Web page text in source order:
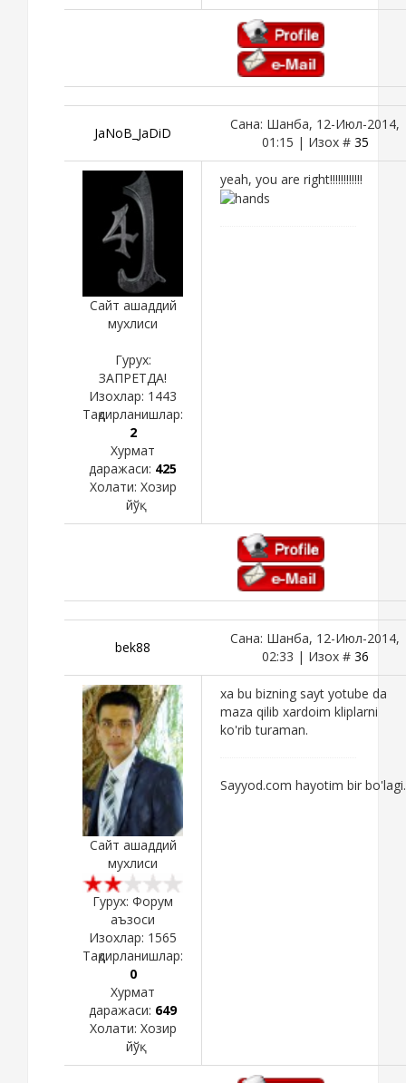
JaNoB_JaDiD
Сана: Шанба, 12-Июл-2014,
01:15 | Изох # 35
Сайт ашаддий
мухлиси
Гурух:
ЗАПРЕТДА!
Изохлар: 1443
Тақдирланишлар:
2
Хурмат
даражаси: 425
Холати: Хозир
йўқ
yeah, you are right!!!!!!!!!!!!
bek88
Сана: Шанба, 12-Июл-2014,
02:33 | Изох # 36
Сайт ашаддий
мухлиси
Гурух: Форум
аъзоси
Изохлар: 1565
Тақдирланишлар:
0
Хурмат
даражаси: 649
Холати: Хозир
йўқ
xa bu bizning sayt yotube da
maza qilib xardoim kliplarni
ko'rib turaman.
Sayyod.com hayotim bir bo'lagi.